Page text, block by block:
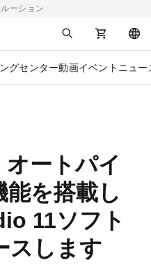
ーション
グセンター動画イベント ニュー
ートパイ
能を搭載し
11ソフト
スします